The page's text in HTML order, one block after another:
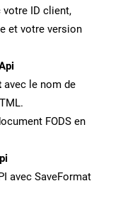
votre ID client,
et votre version
avec le nom de
FODS en
avec SaveFormat